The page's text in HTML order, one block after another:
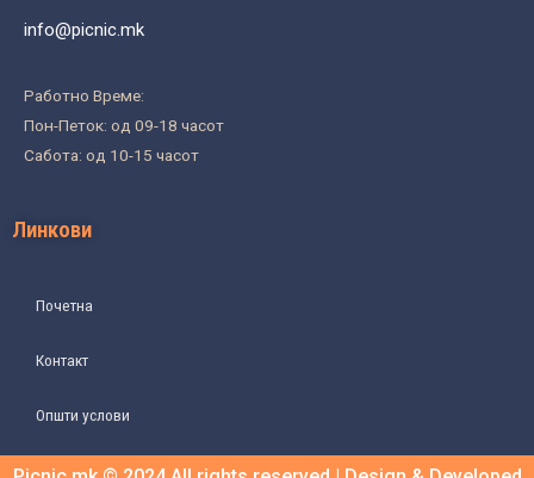
info@picnic.mk
Работно Време:
Пон-Петок: од 09-18 часот
Сабота: од 10-15 часот
Линкови
Почетна
Контакт
Општи услови